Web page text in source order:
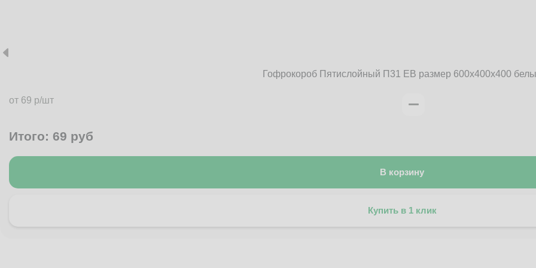
Гофрокороб Пятислойный П31 EB размер 600x400x400
от 69 р/шт
Итого: 69 руб
В корзину
Купить в 1 клик